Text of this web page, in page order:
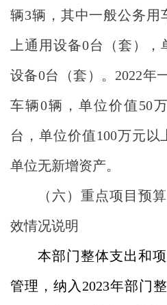
辆3辆，其中一般公务用
上通用设备0台（套）
设备0台（套）。2022年
车辆0辆，单位价值50
台，单位价值100万元
单位无新增资产。
（六）重点项目预
效情况说明
本部门整体支出和
管理，纳入 2023年部门